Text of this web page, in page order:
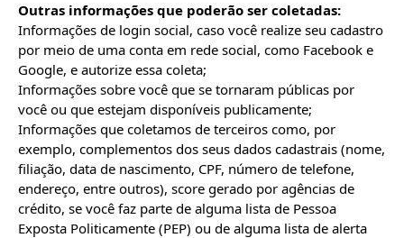
Outras informações que poderão ser coletadas:
Informações de login social, caso você realize seu cadastro
por meio de uma conta em rede social, como Facebook e
Google, e autorize essa coleta;
Informações sobre você que se tornaram públicas por
você ou que estejam disponíveis publicamente;
Informações que coletamos de terceiros como, por
exemplo, complementos dos seus dados cadastrais (nome,
filiação, data de nascimento, CPF, número de telefone,
endereço, entre outros), score gerado por agências de
crédito, se você faz parte de alguma lista de Pessoa
Exposta Politicamente (PEP) ou de alguma lista de alerta